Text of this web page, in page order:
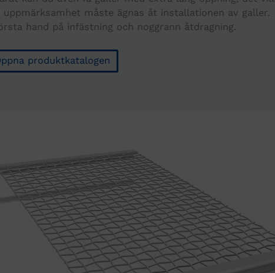
uppmärksamhet måste ägnas åt installationen av galler.
hand på infästning och noggrann åtdragning.
produktkatalogen